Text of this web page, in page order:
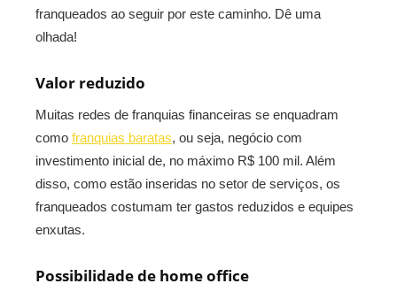
franqueados ao seguir por este caminho. Dê uma
olhada!
Valor reduzido
Muitas redes de franquias financeiras se enquadram
como franquias baratas, ou seja, negócio com
investimento inicial de, no máximo R$ 100 mil. Além
disso, como estão inseridas no setor de serviços, os
franqueados costumam ter gastos reduzidos e equipes
enxutas.
Possibilidade de home office